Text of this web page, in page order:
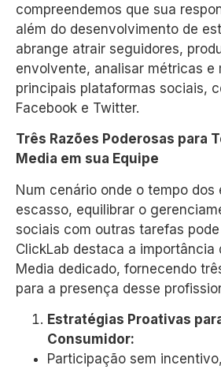
compreendemos que sua
além do desenvolvimento de
abrange atrair seguidores,
envolvente, analisar métricas e
principais plataformas sociais,
Facebook e Twitter.
Três Razões Poderosas para
Media em sua Equipe
Num cenário onde o tempo dos
escasso, equilibrar o
sociais com outras tarefas
ClickLab destaca a importância
Media dedicado, fornecendo
para a presença desse
Estratégias Proativas
Consumidor:
Participação sem